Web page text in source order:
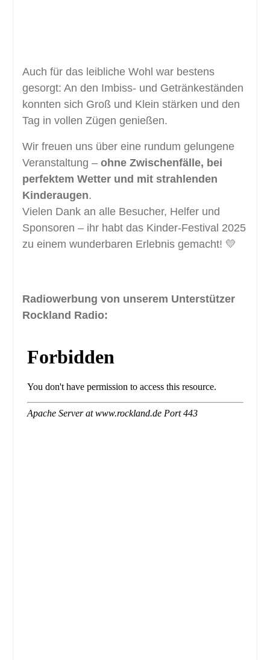
Auch für das leibliche Wohl war bestens
gesorgt: An den Imbiss- und Getränkeständen
konnten sich Groß und Klein stärken und den
Tag in vollen Zügen genießen.
Wir freuen uns über eine rundum gelungene
Veranstaltung – ohne Zwischenfälle, bei
perfektem Wetter und mit strahlenden
Kinderaugen.
Vielen Dank an alle Besucher, Helfer und
Sponsoren – ihr habt das Kinder-Festival 2025
zu einem wunderbaren Erlebnis gemacht! 💛
Radiowerbung von unserem Unterstützer
Rockland Radio: